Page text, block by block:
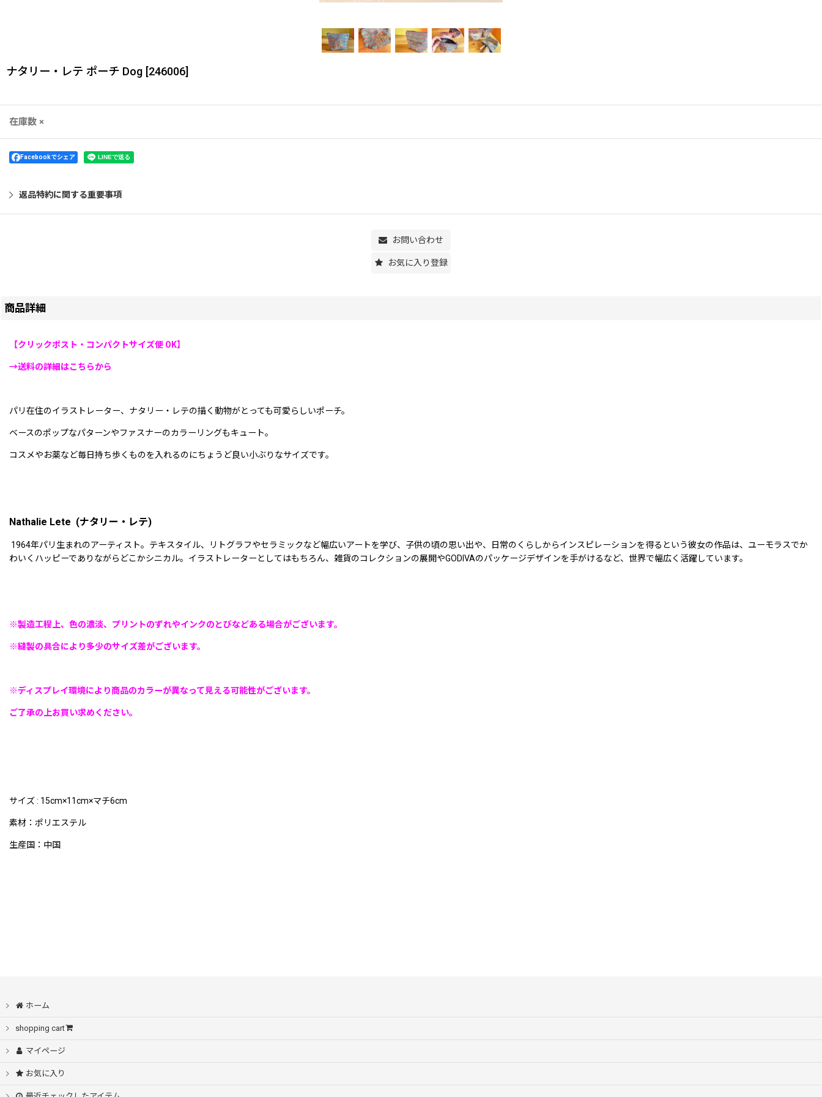
ナタリー・レテ ポーチ Dog [246006]
在庫数 ×
Facebookでシェア
返品特約に関する重要事項
お問い合わせ
お気に入り登録
商品詳細
【クリックポスト・コンパクトサイズ便 OK】
→送料の詳細はこちらから
パリ在住のイラストレーター、ナタリー・レテの描く動物がとっても可愛らしいポーチ。
ベースのポップなパターンやファスナーのカラーリングもキュート。
コスメやお薬など毎日持ち歩くものを入れるのにちょうど良い小ぶりなサイズです。
Nathalie Lete (ナタリー・レテ)
1964年パリ生まれのアーティスト。テキスタイル、リトグラフやセラミックなど幅広いアートを学び、子供の頃の思い出や、日常のくらしからインスピレーションを得るという彼女の作品は、ユーモラスでか
わいくハッピーでありながらどこかシニカル。イラストレーターとしてはもちろん、雑貨のコレクションの展開やGODIVAのパッケージデザインを手がけるなど、世界で幅広く活躍しています。
※製造工程上、色の濃淡、プリントのずれやインクのとびなどある場合がございます。
※縫製の具合により多少のサイズ差がございます。
※ディスプレイ環境により商品のカラーが異なって見える可能性がございます。
ご了承の上お買い求めください。
サイズ : 15cm×11cm×マチ6cm
素材：ポリエステル
生産国：中国
ホーム
shopping cart
マイページ
お気に入り